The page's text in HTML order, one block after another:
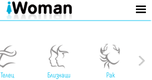
Телец Близнаци Рак